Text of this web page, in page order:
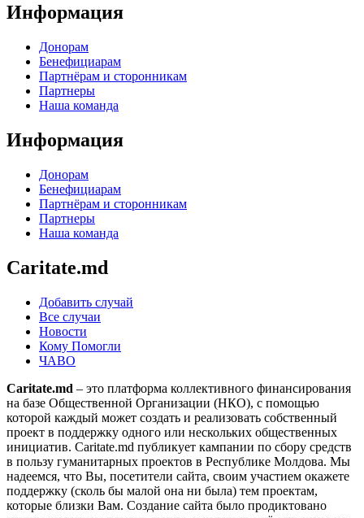
Информация
Донорам
Бенефициарам
Партнёрам и сторонникам
Партнеры
Наша команда
Информация
Донорам
Бенефициарам
Партнёрам и сторонникам
Партнеры
Наша команда
Caritate.md
Добавить случай
Все случаи
Новости
Кому Помогли
ЧАВО
Caritate.md – это платформа коллективного финансирования
на базе Общественной Организации (НКО), с помощью
которой каждый может создать и реализовать собственный
проект в поддержку одного или нескольких общественных
инициатив. Caritate.md публикует кампании по сбору средств
в пользу гуманитарных проектов в Республике Молдова. Мы
надеемся, что Вы, посетители сайта, своим участием окажете
поддержку (сколь бы малой она ни была) тем проектам,
которые близки Вам. Создание сайта было продиктовано